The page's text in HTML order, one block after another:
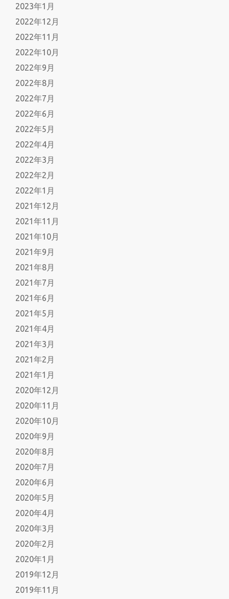
2023年1月
2022年12月
2022年11月
2022年10月
2022年9月
2022年8月
2022年7月
2022年6月
2022年5月
2022年4月
2022年3月
2022年2月
2022年1月
2021年12月
2021年11月
2021年10月
2021年9月
2021年8月
2021年7月
2021年6月
2021年5月
2021年4月
2021年3月
2021年2月
2021年1月
2020年12月
2020年11月
2020年10月
2020年9月
2020年8月
2020年7月
2020年6月
2020年5月
2020年4月
2020年3月
2020年2月
2020年1月
2019年12月
2019年11月